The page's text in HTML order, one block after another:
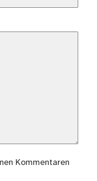
Kommentaren